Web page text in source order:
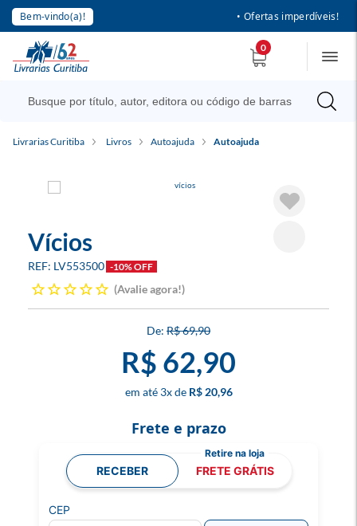
Bem-vindo(a)! • Ofertas imperdíveis!
0
Livrarias Curitiba Livros Autoajuda Autoajuda
Vícios
LV553500 -10% OFF
Avalie agora!
R$ 69,90
R$ 62,90
3x R$ 20,96
Frete e prazo
RECEBER FRETE GRÁTIS
CEP